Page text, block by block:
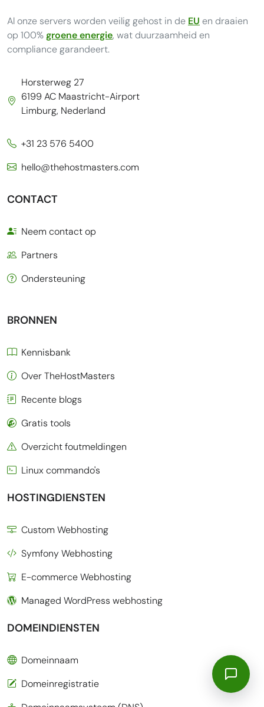
Al onze servers worden veilig gehost in de EU en draaien
op 100%groene energie, wat duurzaamheid en
compliance garandeert.
Horsterweg 27
6199 AC Maastricht-Airport
Limburg, Nederland
+31 23 576 5400
hello@thehostmasters.com
CONTACT
Neem contact op
Partners
Ondersteuning
BRONNEN
Kennisbank
Over TheHostMasters
Recente blogs
Gratis tools
Overzicht foutmeldingen
Linux commando's
HOSTINGDIENSTEN
Custom Webhosting
Symfony Webhosting
E-commerce Webhosting
Managed WordPress webhosting
DOMEINDIENSTEN
Domeinnaam
Domeinregistratie